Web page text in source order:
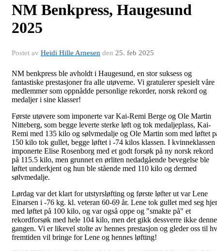
NM Benkpress, Haugesund
2025
Postet av Heidi Hille Arnesen den 25. feb 2025
NM benkpress ble avholdt i Haugesund, en stor suksess og
fantastiske prestasjoner fra alle utøverne. Vi gratulerer spesielt våre
medlemmer som oppnådde personlige rekorder, norsk rekord og
medaljer i sine klasser!
Første utøvere som imponerte var Kai-Remi Berge og Ole Martin
Nitteberg, som begge leverte sterke løft og tok medaljeplass, Kai-
Remi med 135 kilo og sølvmedalje og Ole Martin som med løftet
150 kilo tok gullet, begge løftet i -74 kilos klassen. I kvinneklassen
imponerte Elise Rosenborg med et godt forsøk på ny norsk rekord
på 115.5 kilo, men grunnet en ørliten nedadgående bevegelse ble
løftet underkjent og hun ble stående med 110 kilo og dermed
sølvmedalje.
Lørdag var det klart for utstyrsløfting og første løfter ut var Lene
Einarsen i -76 kg. kl. veteran 60-69 år. Lene tok gullet med seg
med løftet på 100 kilo, og var også oppe og "smakte på" et
rekordforsøk med hele 104 kilo, men det gikk dessverre ikke denne
gangen. Vi er likevel stolte av hennes prestasjon og gleder oss til
fremtiden vil bringe for Lene og hennes løfting!